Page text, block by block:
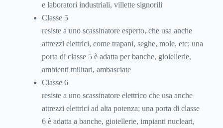
e laboratori industriali, villette signorili
Classe 5
resiste a uno scassinatore esperto, che usa anche
attrezzi elettrici, come trapani, seghe, mole, etc; una
porta di classe 5 è adatta per banche, gioiellerie,
ambienti militari, ambasciate
Classe 6
resiste a uno scassinatore elettrico che usa anche
attrezzi elettrici ad alta potenza; una porta di classe
6 è adatta a banche, gioiellerie, impianti nucleari,